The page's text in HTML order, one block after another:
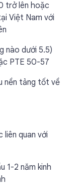
trở lên hoặc
Việt Nam với
nào dưới 5.5)
PTE 50-57
nền tảng tốt về
liên quan với
1-2 năm kinh